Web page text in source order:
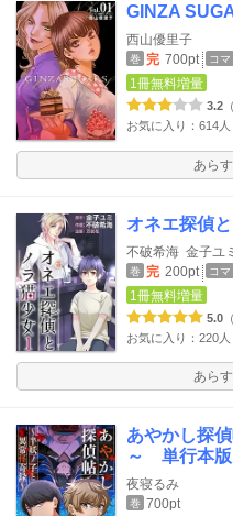
GINZA
西山優里子
巻 完 700pt コマ
1冊無料増量
3.2
お気に入り：614人
あら
オネエ探偵
不破希海 金子ユミ
巻 完 200pt コマ
1冊無料増量
5.0
お気に入り：220人
あら
あやかし探
～ 単行本版
夜寝るみ
巻 700pt